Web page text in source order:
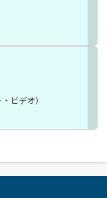
ビデオ）